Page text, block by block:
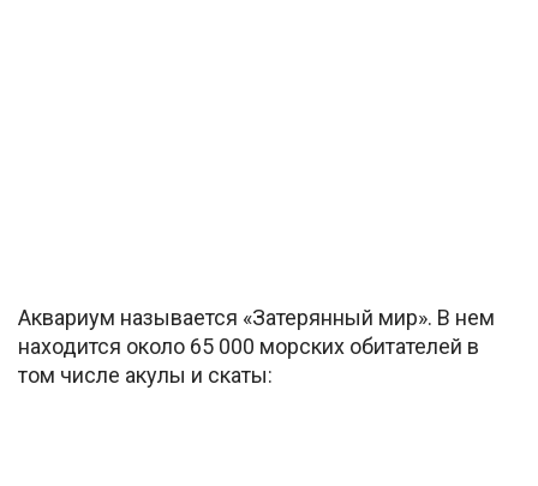
Аквариум называется «Затерянный мир». В нем
находится около 65 000 морских обитателей в
том числе акулы и скаты: